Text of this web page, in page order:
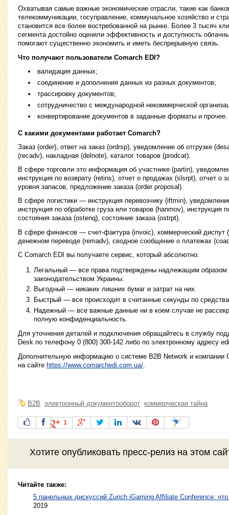
Охватывая самые важные экономические отрасли, такие как
телекоммуникации, госуправление, коммунальное хозяйство и
становится все более востребованной на рынке. Более 3 тысяч
сегмента достойно оценили эффективность и доступность
помогают существенно экономить и иметь беспрерывную связь.
Что получают пользователи Comarch EDI?
валидация данных;
соединение и дополнения данных из разных документов;
трассировку документов;
сотрудничество с международной некоммерческой
конвертирование документов в заданные форматы и прочее.
С какими документами работает Comarch?
Заказ (order), ответ на заказ (ordrsp), уведомление об отгрузке
(recadv), накладная (delnote), каталог товаров (prodcat).
В сфере торговли это информация об участнике (partin),
инструкция по возврату (retins), отчет о продажах (slsrpt), отчет о
уровня запасов, предложение заказа (order proposal).
В сфере логистики — инструкция перевозчику (iftmin),
инструкция по обработке груза или товаров (hanmov), инструкция
состояния заказа (ostenq), состояние заказа (ostrpt).
В сфере финансов — счет-фактура (invoic), коммерческий диспут
денежном переводе (remadv), сводное сообщение о платежах
С Comarch EDI вы получаете сервис, который абсолютно:
Легальный — все права подтверждены надлежащим образом
законодательством Украины.
Выгодный — никаких лишних бумаг и затрат на них.
Быстрый — все происходит в считанные секунды по
Надежный — все важные данные ни в коем случае не
полную конфиденциальность.
Для уточнения деталей и подключения обращайтесь в службу
Desk по телефону 0 (800) 300-142 либо по электронному адресу
Дополнительную информацию о системе B2B Network и компании
на сайте https://www.comarchedi.com.ua/
B2B электронный документооборот коммерческая тайна
1
Хотите опубликовать пресс-релизна этом
Читайте также:
5 панельных дискуссий Zurich iGaming Affiliate Conference:
2019